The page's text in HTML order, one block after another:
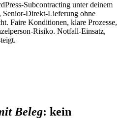
Subcontracting unter deinem
, Senior-Direkt-Lieferung ohne
Faire Konditionen, klare Prozesse,
Risiko. Notfall-Einsatz,
Beleg: kein